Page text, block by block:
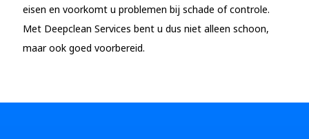
eisen en voorkomt u problemen bij schade of controle.
Met Deepclean Services bent u dus niet alleen schoon,
maar ook goed voorbereid.